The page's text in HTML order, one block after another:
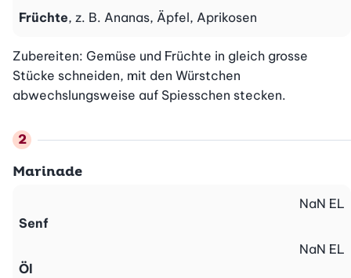
Früchte, z. B. Ananas, Äpfel, Aprikosen
Zubereiten: Gemüse und Früchte in gleich grosse
Stücke schneiden, mit den Würstchen
abwechslungsweise auf Spiesschen stecken.
Marinade
Senf
NaN EL
Öl
NaN EL